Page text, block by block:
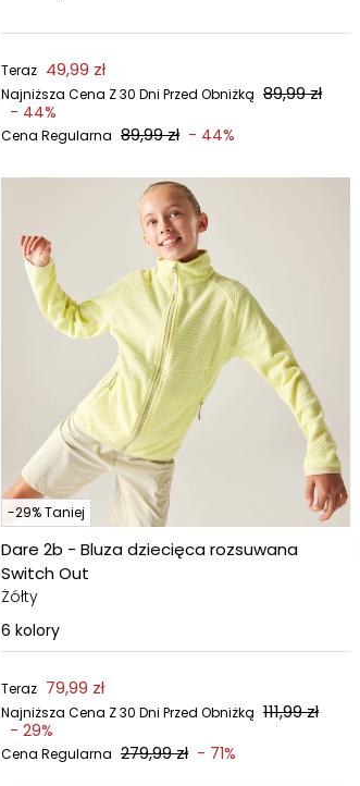
Teraz 49,99 zł
Najniższa Cena Z 30 Dni Przed Obniżką 89,99 zł
- 44%
Cena Regularna 89,99 zł - 44%
-29% Taniej
Dare 2b - Bluza dziecięca rozsuwana
Switch Out
Żółty
6 kolory
Teraz 79,99 zł
Najniższa Cena Z 30 Dni Przed Obniżką 111,99 zł
- 29%
Cena Regularna 279,99 zł - 71%